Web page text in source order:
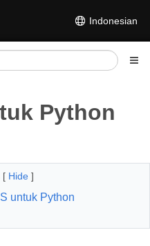
Indonesian
Python
[ Hide ]
untuk Python